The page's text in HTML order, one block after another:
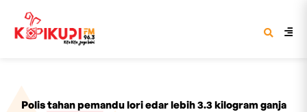
Polis tahan pemandu lori edar lebih 3.3 kilogram ganja